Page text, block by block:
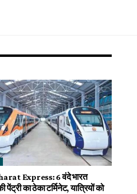
Express: 6 वंदे भारत
का ठेका टर्मिनेट, यात्रियों को